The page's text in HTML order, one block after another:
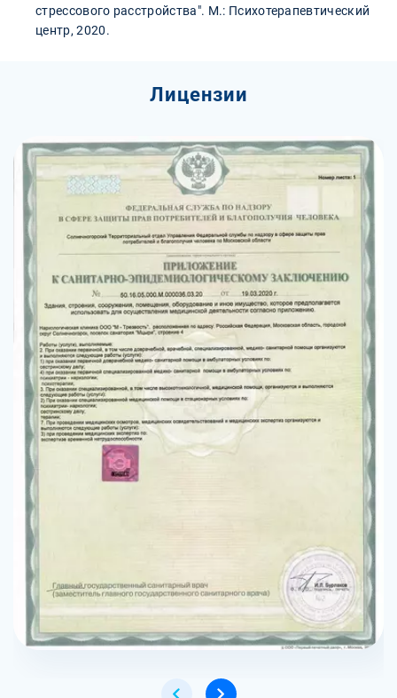
стрессового расстройства". М.: Психотерапевтический
центр, 2020.
Лицензии